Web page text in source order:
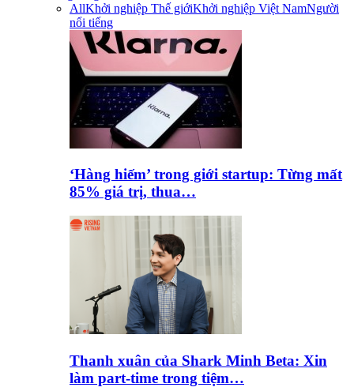
AllKhởi nghiệp Thế giớiKhởi nghiệp Việt NamNgười
nổi tiếng
‘Hàng hiếm’ trong giới startup: Từng mất
85% giá trị, thua…
Thanh xuân của Shark Minh Beta: Xin
làm part-time trong tiệm…